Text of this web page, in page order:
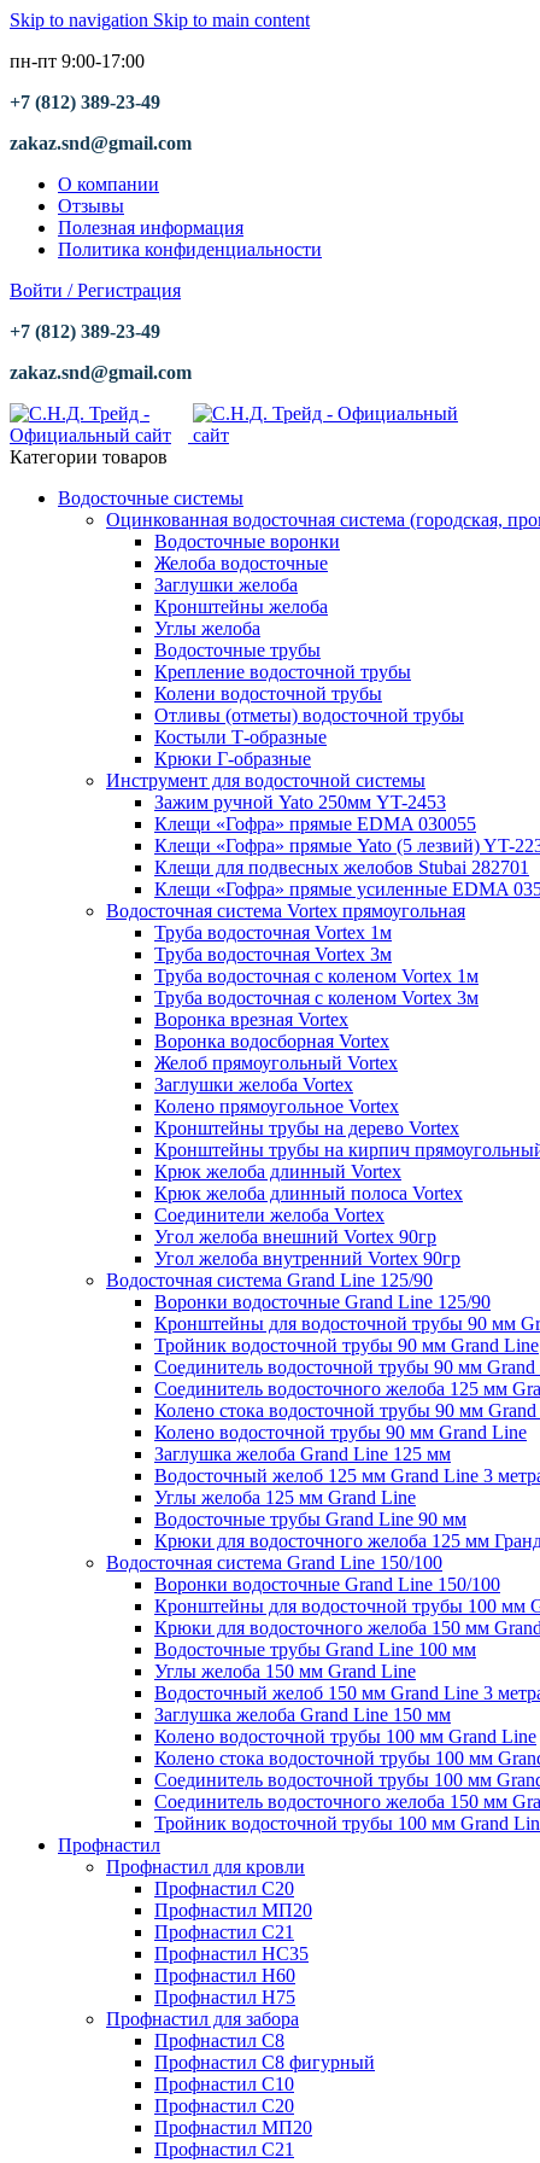
Skip to navigation Skip to main content
пн-пт 9:00-17:00
+7 (812) 389-23-49
zakaz.snd@gmail.com
О компании
Отзывы
Полезная информация
Политика конфиденциальности
Войти / Регистрация
+7 (812) 389-23-49
zakaz.snd@gmail.com
Категории товаров
Водосточные системы
Оцинкованная водосточная система (городская,
Водосточные воронки
Желоба водосточные
Заглушки желоба
Кронштейны желоба
Углы желоба
Водосточные трубы
Крепление водосточной трубы
Колени водосточной трубы
Отливы (отметы) водосточной трубы
Костыли Т-образные
Крюки Г-образные
Инструмент для водосточной системы
Зажим ручной Yato 250мм YT-2453
Клещи «Гофра» прямые EDMA 030055
Клещи «Гофра» прямые Yato (5 лезвий) YT-
Клещи для подвесных желобов Stubai 282701
Клещи «Гофра» прямые усиленные EDMA
Водосточная система Vortex прямоугольная
Труба водосточная Vortex 1м
Труба водосточная Vortex 3м
Труба водосточная с коленом Vortex 1м
Труба водосточная с коленом Vortex 3м
Воронка врезная Vortex
Воронка водосборная Vortex
Желоб прямоугольный Vortex
Заглушки желоба Vortex
Колено прямоугольное Vortex
Кронштейны трубы на дерево Vortex
Кронштейны трубы на кирпич
Крюк желоба длинный Vortex
Крюк желоба длинный полоса Vortex
Соединители желоба Vortex
Угол желоба внешний Vortex 90гр
Угол желоба внутренний Vortex 90гр
Водосточная система Grand Line 125/90
Воронки водосточные Grand Line 125/90
Кронштейны для водосточной трубы 90 мм
Тройник водосточной трубы 90 мм Grand Line
Соединитель водосточной трубы 90 мм
Соединитель водосточного желоба 125 мм
Колено стока водосточной трубы 90 мм
Колено водосточной трубы 90 мм Grand Line
Заглушка желоба Grand Line 125 мм
Водосточный желоб 125 мм Grand Line 3
Углы желоба 125 мм Grand Line
Водосточные трубы Grand Line 90 мм
Крюки для водосточного желоба 125 мм
Водосточная система Grand Line 150/100
Воронки водосточные Grand Line 150/100
Кронштейны для водосточной трубы 100 мм
Крюки для водосточного желоба 150 мм
Водосточные трубы Grand Line 100 мм
Углы желоба 150 мм Grand Line
Водосточный желоб 150 мм Grand Line 3
Заглушка желоба Grand Line 150 мм
Колено водосточной трубы 100 мм Grand Line
Колено стока водосточной трубы 100 мм
Соединитель водосточной трубы 100 мм
Соединитель водосточного желоба 150 мм
Тройник водосточной трубы 100 мм Grand
Профнастил
Профнастил для кровли
Профнастил С20
Профнастил МП20
Профнастил С21
Профнастил НС35
Профнастил Н60
Профнастил Н75
Профнастил для забора
Профнастил С8
Профнастил С8 фигурный
Профнастил С10
Профнастил С20
Профнастил МП20
Профнастил С21